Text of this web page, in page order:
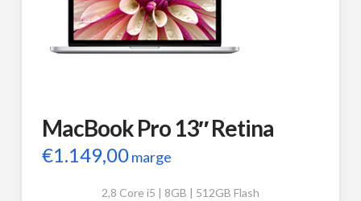
MacBook Pro 13″ Retina
€1.149,00marge
2,8 Core i5 | 8GB | 512GB Flash